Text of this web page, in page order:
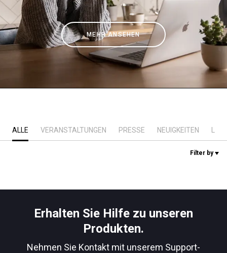
MEHR ANSEHEN
ALLE VERANSTALTUNGEN PRESSE NEUIGKEITEN
Filter by
Erhalten Sie Hilfe zu unseren
Produkten.
Nehmen Sie Kontakt mit unserem Support-
Nachrichten
Geschichte
Unsere Labore
Kontaktieren Sie uns